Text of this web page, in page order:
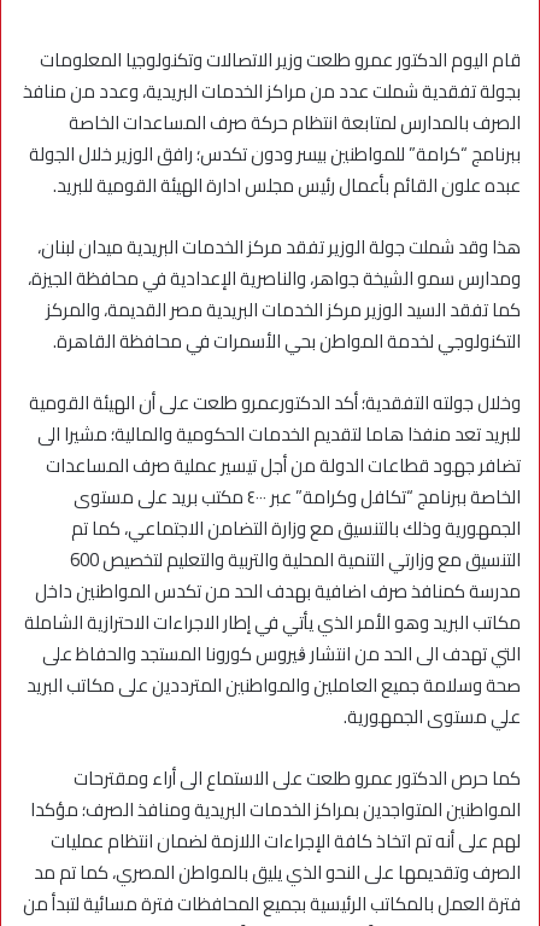
قام اليوم الدكتور عمرو طلعت وزير الاتصالات وتكنولوجيا المعلومات
بجولة تفقدية شملت عدد من مراكز الخدمات البريدية، وعدد من منافذ
الصرف بالمدارس لمتابعة انتظام حركة صرف المساعدات الخاصة
ببرنامج “كرامة” للمواطنين بيسر ودون تكدس؛ رافق الوزير خلال الجولة
عبده علون القائم بأعمال رئيس مجلس ادارة الهيئة القومية للبريد.
هذا وقد شملت جولة الوزير تفقد مركز الخدمات البريدية ميدان لبنان،
ومدارس سمو الشيخة جواهر، والناصرية الإعدادية في محافظة الجيزة،
كما تفقد السيد الوزير مركز الخدمات البريدية مصر القديمة، والمركز
التكنولوجي لخدمة المواطن بحي الأسمرات في محافظة القاهرة.
وخلال جولته التفقدية؛ أكد الدكتورعمرو طلعت على أن الهيئة القومية
للبريد تعد منفذا هاما لتقديم الخدمات الحكومية والمالية؛ مشيرا الى
تضافر جهود قطاعات الدولة من أجل تيسير عملية صرف المساعدات
الخاصة ببرنامج “تكافل وكرامة” عبر ٤٠٠٠ مكتب بريد على مستوى
الجمهورية وذلك بالتنسيق مع وزارة التضامن الاجتماعي، كما تم
مدرسة كمنافذ صرف اضافية بهدف الحد من تكدس المواطنين داخل
مكاتب البريد وهو الأمر الذي يأتي في إطار الاجراءات الاحترازية الشاملة
التي تهدف الى الحد من انتشار ڨيروس كورونا المستجد والحفاظ على
صحة وسلامة جميع العاملين والمواطنين المترددين على مكاتب البريد
علي مستوى الجمهورية.
كما حرص الدكتور عمرو طلعت على الاستماع الى أراء ومقترحات
المواطنين المتواجدين بمراكز الخدمات البريدية ومنافذ الصرف؛ مؤكدا
لهم على أنه تم اتخاذ كافة الإجراءات اللازمة لضمان انتظام عمليات
الصرف وتقديمها على النحو الذي يليق بالمواطن المصري، كما تم مد
فترة العمل بالمكاتب الرئيسية بجميع المحافظات فترة مسائية لتبدأ من